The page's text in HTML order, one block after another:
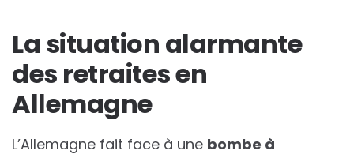
La situation alarmante
des retraites en
Allemagne
L’Allemagne fait face à une bombe à